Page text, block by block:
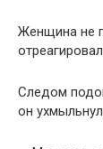
Женщина не
Следом
он